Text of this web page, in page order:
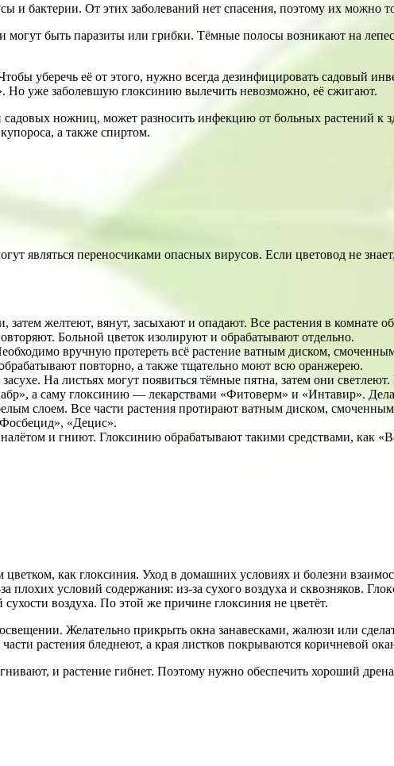
и бактерии. От этих заболеваний нет спасения, поэтому их можно
быть паразиты или грибки. Тёмные полосы возникают на
уберечь её от этого, нужно всегда дезинфицировать садовый
Но уже заболевшую глоксинию вылечить невозможно, её сжигают.
садовых ножниц, может разносить инфекцию от больных растений
а также спиртом.
являться переносчиками опасных вирусов. Если цветовод не
желтеют, вянут, засыхают и опадают. Все растения в комнате
Больной цветок изолируют и обрабатывают отдельно.
вручную протереть всё растение ватным диском,
повторно, а также тщательно моют всю оранжерею.
На листьях могут появиться тёмные пятна, затем они
а саму глоксинию — лекарствами «Фитоверм» и «Интавир».
слоем. Все части растения протирают ватным диском,
«Децис».
и гниют. Глоксинию обрабатывают такими средствами,
как глоксиния. Уход в домашних условиях и болезни
плохих условий содержания: из-за сухого воздуха и сквозняков.
воздуха. По этой же причине глоксиния не цветёт.
Желательно прикрыть окна занавесками, жалюзи или
растения бледнеют, а края листков покрываются коричневой
и растение гибнет. Поэтому нужно обеспечить хороший